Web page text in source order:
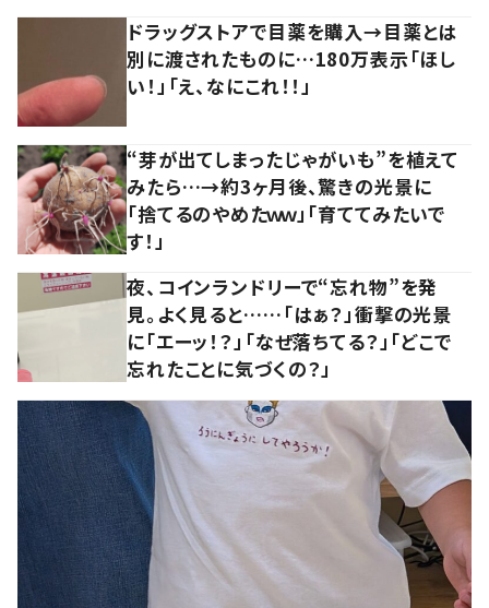
ドラッグストアで目薬を購入→目薬とは
別に渡されたものに…180万表示「ほし
い！」「え、なにこれ！！」
“芽が出てしまったじゃがいも”を植えて
みたら…→約3ヶ月後、驚きの光景に
「捨てるのやめたｗｗ」「育ててみたいで
す！」
夜、コインランドリーで“忘れ物”を発
見。よく見ると……「はぁ？」衝撃の光景
に「エーッ！？」「なぜ落ちてる？」「どこで
忘れたことに気づくの？」